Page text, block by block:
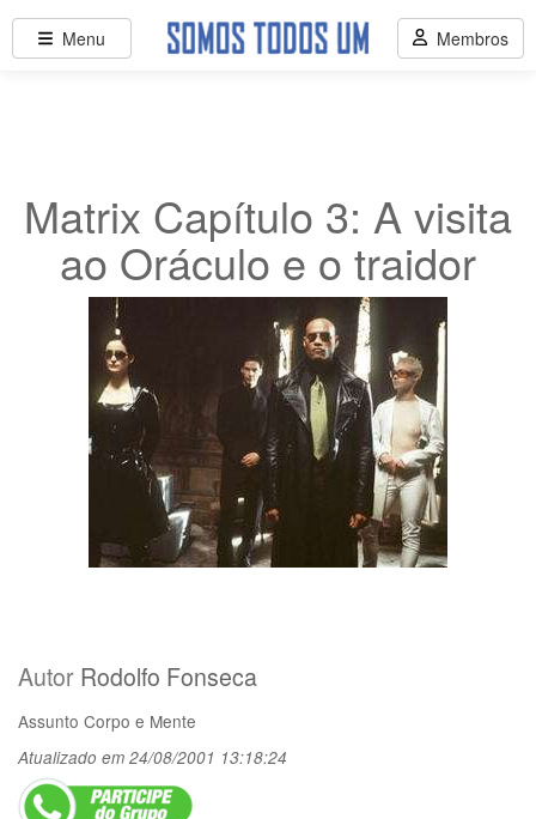
Matrix Capítulo 3: A visita
ao Oráculo e o traidor
Autor Rodolfo Fonseca
Assunto Corpo e Mente
Atualizado em 24/08/2001 13:18:24
Menu Membros